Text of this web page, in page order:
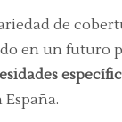
de
en un